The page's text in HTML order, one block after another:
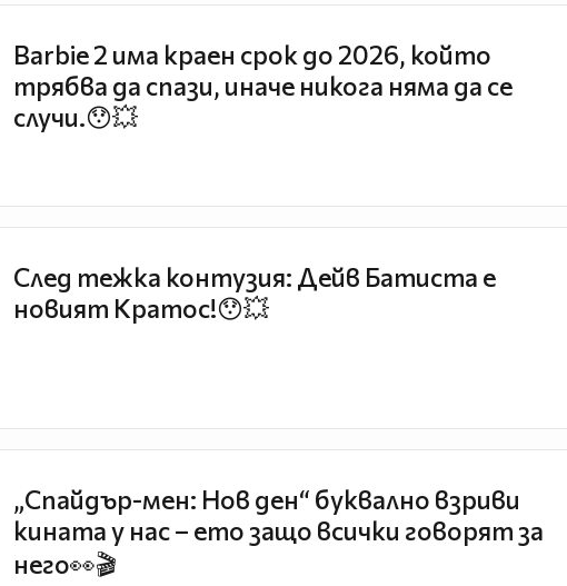
Barbie 2 има краен срок до 2026, който
трябва да спази, иначе никога няма да се
случи.😯💥
След тежка контузия: Дейв Батиста е
новият Кратос!😯💥
„Спайдър-мен: Нов ден“ буквално взриви
кината у нас – ето защо всички говорят за
него👀🎬